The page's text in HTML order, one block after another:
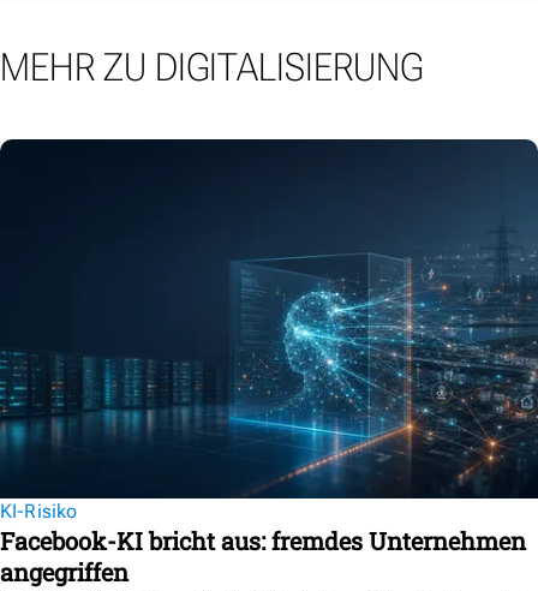
MEHR ZU DIGITALISIERUNG
KI-Risiko
Facebook-KI bricht aus: fremdes Unternehmen
angegriffen